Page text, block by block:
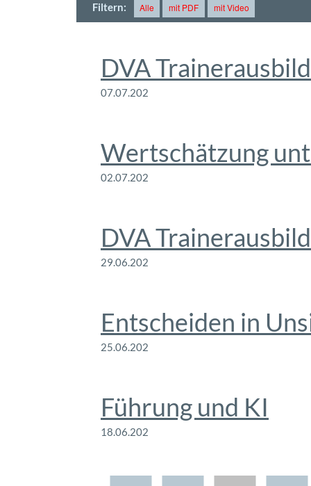
Filtern: Alle mit PDF mit Video
DVA
07.07.202
Wertschätzung
02.07.202
DVA
29.06.202
Entscheiden in
25.06.202
Führung und KI
18.06.202